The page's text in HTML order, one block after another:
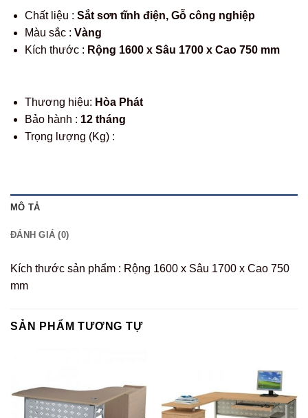
Chất liệu : Sắt sơn tĩnh điện, Gỗ công nghiệp
Màu sắc : Vàng
Kích thước : Rộng 1600 x Sâu 1700 x Cao 750 mm
Thương hiệu: Hòa Phát
Bảo hành : 12 tháng
Trọng lượng (Kg) :
MÔ TẢ
ĐÁNH GIÁ (0)
Kích thước sản phẩm : Rộng 1600 x Sâu 1700 x Cao 750
mm
SẢN PHẨM TƯƠNG TỰ